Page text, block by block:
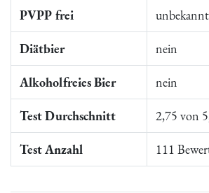
PVPP frei unbekannt
Diätbier nein
Alkoholfreies Bier nein
Test Durchschnitt 2,75 von
Test Anzahl 111